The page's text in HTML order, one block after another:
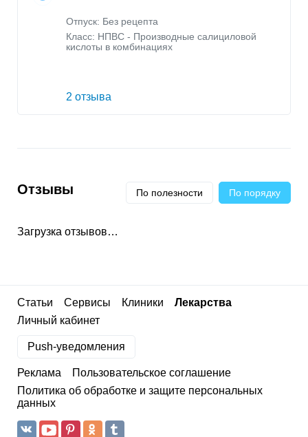
Отпуск: Без рецепта
Класс: НПВС - Производные салициловой
кислоты в комбинациях
2 отзыва
Отзывы По полезности По порядку
Загрузка отзывов…
Статьи Сервисы Клиники
Лекарства
Личный кабинет
Push-уведомления
Реклама
Пользовательское соглашение
Политика об обработке и защите персональных
данных